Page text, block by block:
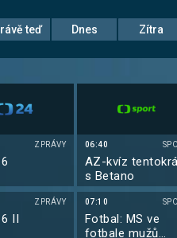
teď Dnes Zítra
ZPRÁVY
ZPRÁVY
II
06:40
AZ-kvíz
s Betano
07:10
Fotbal: MS ve
fotbale mužů